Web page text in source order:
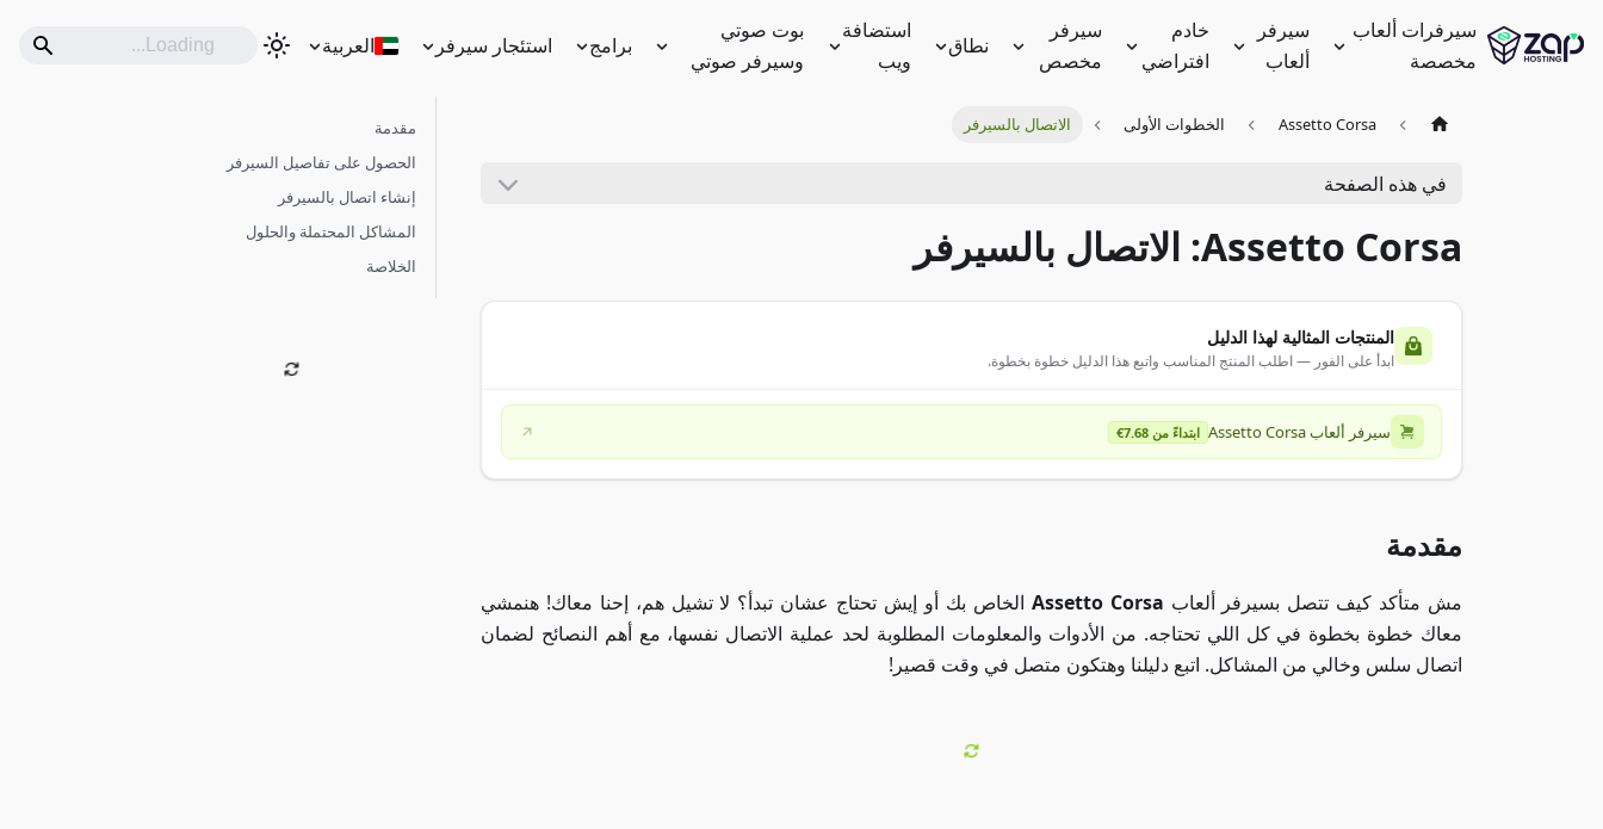
سيرفرات ألعاب
مخصصة
سيرفر
ألعاب
خادم
افتراضي
سيرفر
مخصص
نطاق
استضافة
ويب
بوت صوتي
وسيرفر صوتي
برامج استئجار سيرفر العربية
Assetto Corsa الخطوات الأولى الاتصال بالسيرفر
في هذه الصفحة
Assetto Corsa: الاتصال بالسيرفر
المنتجات المثالية لهذا الدليل
ابدأ على الفور — اطلب المنتج المناسب واتبع هذا الدليل خطوة بخطوة.
سيرفر ألعاب Assetto Corsa ابتداءً من 7.68€
مقدمة
مش متأكد كيف تتصل بسيرفر ألعاب Assetto Corsa الخاص بك أو إيش تحتاج عشان تبدأ؟ لا تشيل هم، إحنا معاك! هنمشي
معاك خطوة بخطوة في كل اللي تحتاجه. من الأدوات والمعلومات المطلوبة لحد عملية الاتصال نفسها، مع أهم النصائح لضمان
اتصال سلس وخالي من المشاكل. اتبع دليلنا وهتكون متصل في وقت قصير!
مقدمة
الحصول على تفاصيل السيرفر
إنشاء اتصال بالسيرفر
المشاكل المحتملة والحلول
الخلاصة